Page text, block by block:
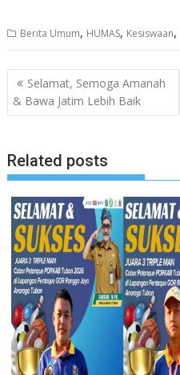
Berita Umum, HUMAS, Kesiswaan,
Navigasi
pos
Selamat, Semoga Amanah
& Bawa Jatim Lebih Baik
Related posts